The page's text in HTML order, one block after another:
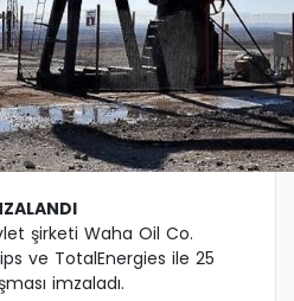
şirketi Waha Oil Co.
ve TotalEnergies ile 25
imzaladı.